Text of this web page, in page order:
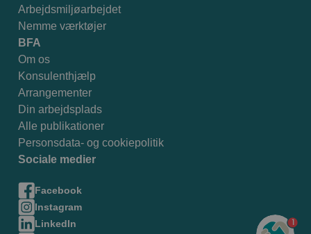
Arbejdsmiljøarbejdet
Nemme værktøjer
BFA
Om os
Konsulenthjælp
Arrangementer
Din arbejdsplads
Alle publikationer
Personsdata- og cookiepolitik
Sociale medier
Facebook
Instagram
LinkedIn
1